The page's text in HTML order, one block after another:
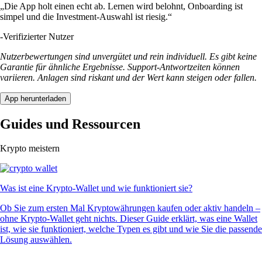
„Die App holt einen echt ab. Lernen wird belohnt, Onboarding ist
simpel und die Investment-Auswahl ist riesig.“
-Verifizierter Nutzer
Nutzerbewertungen sind unvergütet und rein individuell. Es gibt keine
Garantie für ähnliche Ergebnisse. Support-Antwortzeiten können
variieren. Anlagen sind riskant und der Wert kann steigen oder fallen.
App herunterladen
Guides und Ressourcen
Krypto meistern
Was ist eine Krypto-Wallet und wie funktioniert sie?
Ob Sie zum ersten Mal Kryptowährungen kaufen oder aktiv handeln –
ohne Krypto-Wallet geht nichts. Dieser Guide erklärt, was eine Wallet
ist, wie sie funktioniert, welche Typen es gibt und wie Sie die passende
Lösung auswählen.